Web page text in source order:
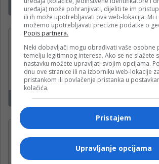
Banja Luka
ODRŽAVANJE
ž)
Krajina klas d.o.o.
Banjaluka
Operateri na
mjestima
Mozzart
uređaja) može pohranjivati, dijeliti te im
ili ih može upotrebljavati ova web-lokacija. Mi
možemo upotrebljavati precizne podatke o
Popis partnera.
Neki dobavljači mogu obrađivati vaše osobne
temelju legitimnog interesa. Ako se ne slažete
nastavku možete upravljati svojim opcijama.
dnu ove stranice ili na izborniku web-lokacije
pristankom ili povlačenje pristanka u
kolačića.
Pristajem
Upravljanje opcijama